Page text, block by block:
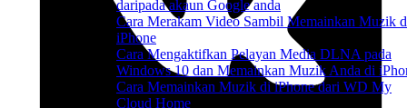
daripada akaun Google anda
Cara Merakam Video Sambil Memainkan Muzik
iPhone
Cara Mengaktifkan Pelayan Media DLNA pada
Windows 10 dan Memainkan Muzik Anda di
Cara Memainkan Muzik di iPhone dari WD My
Cloud Home